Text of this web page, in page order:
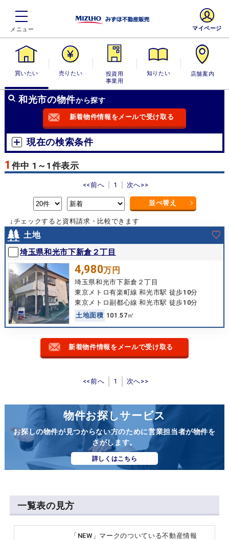
買いたい 売りたい
投資用・事業
用
知りたい 店舗案内
マイページ
和光市の物件から探す
新着物件情報をメールで受け取る
現在の検索条件
1 件中 1～1件表示
<<前へ 1 次へ>>
並べ替え
↓チェックすると資料請求・比較できます
土地
埼玉県和光市下新倉２丁目
4,980万円
埼玉県和光市下新倉２丁目
東京メトロ有楽町線 和光市駅 徒歩10分
東京メトロ副都心線 和光市駅 徒歩10分
土地面積 101.57㎡
新着物件情報をメールで受け取る
<<前へ 1 次へ>>
物件お探しサービス
お探しの物件が見つからない方のために営業担当者が物件を
さがします。
詳しくはこちら
一覧表の見方
「NEW」マークのついている不動産情報